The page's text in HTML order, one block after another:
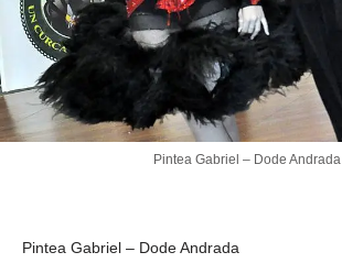
Pintea Gabriel – Dode Andrada
Pintea Gabriel – Dode Andrada